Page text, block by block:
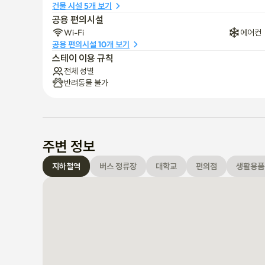
건물 시설 5개 보기
공용 편의시설
Wi-Fi
에어컨
공용 편의시설 10개 보기
스테이 이용 규칙
전체 성별
반려동물 불가
주변 정보
지하철역 버스 정류장 대학교 편의점 생활용